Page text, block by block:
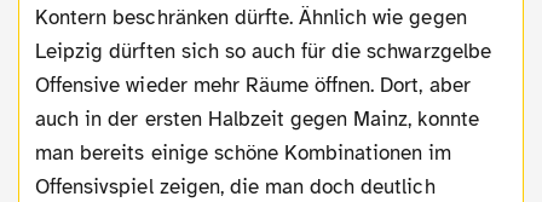
Kontern beschränken dürfte. Ähnlich wie gegen
Leipzig dürften sich so auch für die schwarzgelbe
Offensive wieder mehr Räume öffnen. Dort, aber
auch in der ersten Halbzeit gegen Mainz, konnte
man bereits einige schöne Kombinationen im
Offensivspiel zeigen, die man doch deutlich